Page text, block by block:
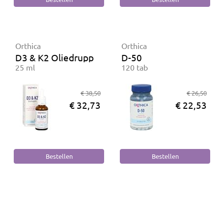
Orthica
D3 & K2 Oliedruppels
25 ml
€ 38,50
€ 32,73
Orthica
D-50
120 tab
€ 26,50
€ 22,53